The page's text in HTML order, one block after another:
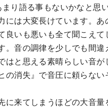
り語る事もないかなと思
には大変長けています。
良いも悪いも全て聞こえ
。音の調律を少しでも間
と思える素晴らしい音が
の消失』で音圧に頼らな
に来てしまうほどの大音量